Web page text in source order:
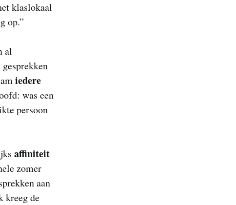
klaslokaal
op.”
al
iedere
was een
persoon
affiniteit
zomer
aan
kreeg de